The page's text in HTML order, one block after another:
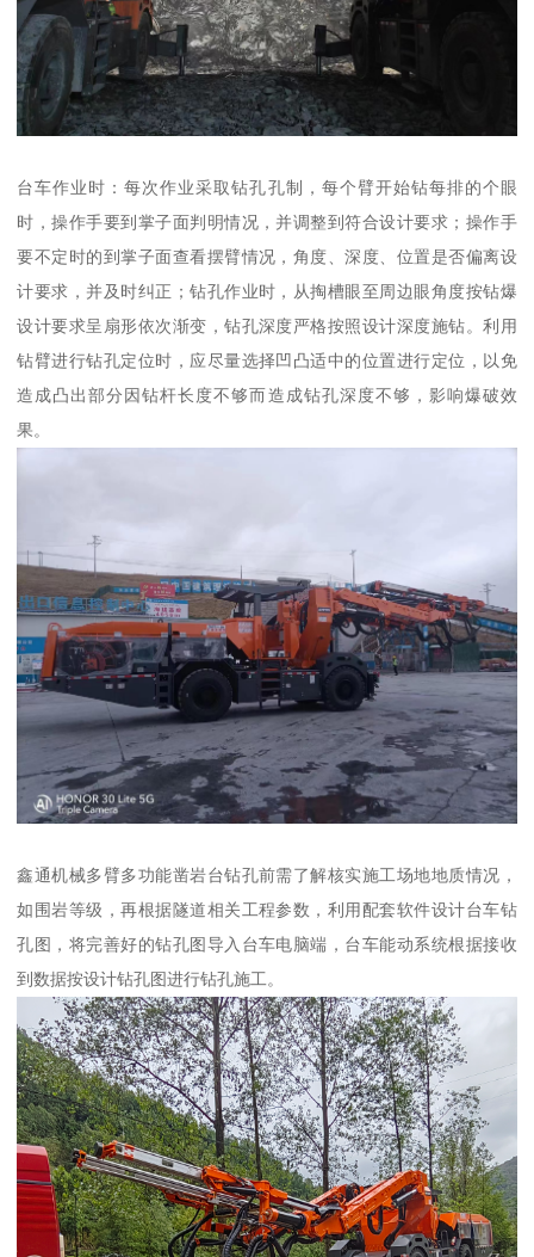
台车作业时：每次作业采取钻孔孔制，每个臂开始钻每排的个眼
时，操作手要到掌子面判明情况，并调整到符合设计要求；操作手
要不定时的到掌子面查看摆臂情况，角度、深度、位置是否偏离设
计要求，并及时纠正；钻孔作业时，从掏槽眼至周边眼角度按钻爆
设计要求呈扇形依次渐变，钻孔深度严格按照设计深度施钻。利用
钻臂进行钻孔定位时，应尽量选择凹凸适中的位置进行定位，以免
造成凸出部分因钻杆长度不够而造成钻孔深度不够，影响爆破效
果。
鑫通机械多臂多功能凿岩台钻孔前需了解核实施工场地地质情况，
如围岩等级，再根据隧道相关工程参数，利用配套软件设计台车钻
孔图，将完善好的钻孔图导入台车电脑端，台车能动系统根据接收
到数据按设计钻孔图进行钻孔施工。